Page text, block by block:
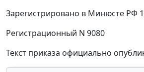
Зарегистрировано в Минюсте РФ
Регистрационный N 9080
Текст приказа официально